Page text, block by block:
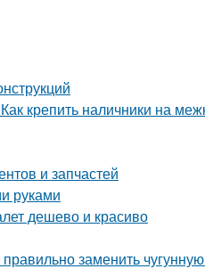
крепить наличники на
и запчастей
руками
дешево и красиво
заменить